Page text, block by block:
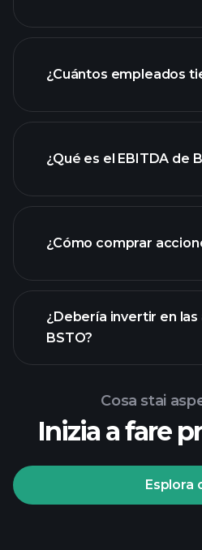
acciones de
¿Cuántos empleados
¿Qué es el EBITDA de
rapporti finanziari
¿Cómo comprar
torneos
bróker
¿Debería invertir en
BSTO?
Cosa stai
Inizia a fare
Esplora